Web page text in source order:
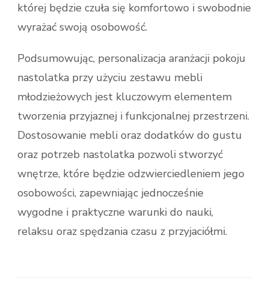
której będzie czuła się komfortowo i swobodnie
wyrażać swoją osobowość.
Podsumowując, personalizacja aranżacji pokoju
nastolatka przy użyciu zestawu mebli
młodzieżowych jest kluczowym elementem
tworzenia przyjaznej i funkcjonalnej przestrzeni.
Dostosowanie mebli oraz dodatków do gustu
oraz potrzeb nastolatka pozwoli stworzyć
wnętrze, które będzie odzwierciedleniem jego
osobowości, zapewniając jednocześnie
wygodne i praktyczne warunki do nauki,
relaksu oraz spędzania czasu z przyjaciółmi.